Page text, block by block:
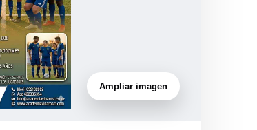
Ampliar imagen